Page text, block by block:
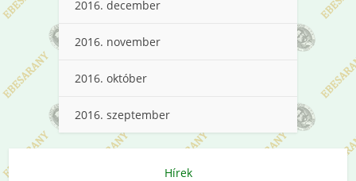
2016. december
2016. november
2016. október
2016. szeptember
Hírek